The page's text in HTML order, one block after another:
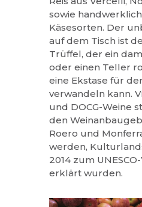
sowie
Käsesorten. Der
auf dem Tisch ist
Trüffel, der ein
oder einen Teller
eine Ekstase für
verwandeln kann.
und DOCG-Weine
den
Roero und
werden,
2014 zum
erklärt wurden.